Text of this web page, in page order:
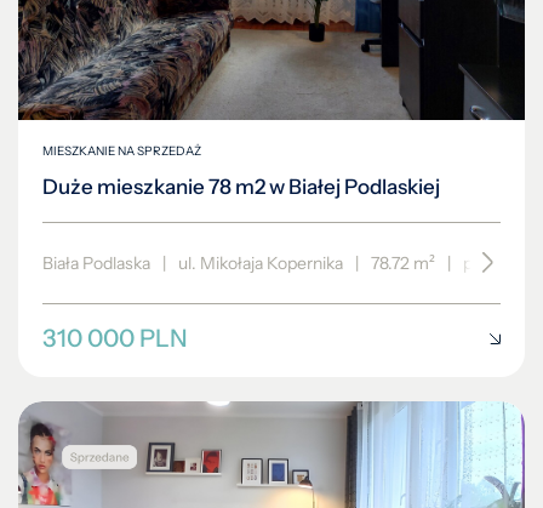
MIESZKANIE NA SPRZEDAŻ
Duże mieszkanie 78 m2 w Białej Podlaskiej
Biała Podlaska | ul. Mikołaja Kopernika | 78.72 m² | piętro 4/4
310 000 PLN